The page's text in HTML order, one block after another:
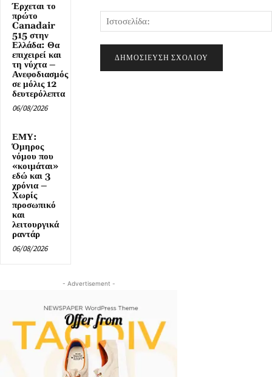
Έρχεται το
πρώτο
Canadair
515 στην
Ελλάδα: Θα
επιχειρεί και
τη νύχτα –
Ανεφοδιασμός
σε μόλις 12
δευτερόλεπτα
06/08/2026
ΕΜΥ:
Όμηρος
νόμου που
«κοιμάται»
εδώ και 3
χρόνια –
Χωρίς
προσωπικό
και
λειτουργικά
ραντάρ
06/08/2026
- Advertisement -